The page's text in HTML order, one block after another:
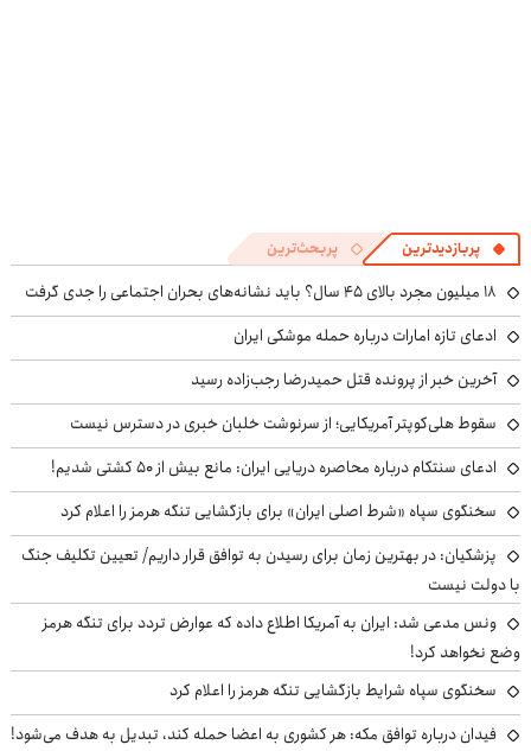
پربازدیدترین پربحث‌ترین
۱۸ میلیون مجرد بالای ۴۵ سال؟ باید نشانه‌های بحران اجتماعی را جدی گرفت
ادعای تازه امارات درباره حمله موشکی ایران
آخرین خبر از پرونده قتل حمیدرضا رجب‌زاده رسید
سقوط هلی‌کوپتر آمریکایی؛ از سرنوشت خلبان خبری در دسترس نیست
ادعای سنتکام درباره محاصره دریایی ایران: مانع بیش از ۵۰ کشتی شدیم!
سخنگوی سپاه «شرط اصلی ایران» برای بازگشایی تنگه هرمز را اعلام کرد
پزشکیان‌: در بهترین زمان برای رسیدن به توافق قرار داریم/ تعیین تکلیف جنگ
با دولت نیست
ونس مدعی شد: ایران به آمریکا اطلاع داده که عوارض تردد برای تنگه هرمز
وضع نخواهد کرد!
سخنگوی سپاه شرایط بازگشایی تنگه هرمز را اعلام کرد
فیدان درباره توافق مکه: هر کشوری به اعضا حمله کند، تبدیل به هدف می‌شود!